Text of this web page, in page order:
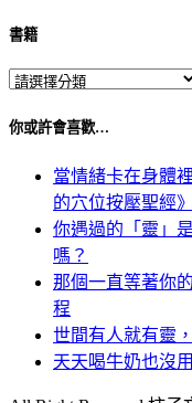
書籍
你或許會喜歡…
當情緒卡在身體
的穴位按壓聖經》
你遇過的「靈」
嗎？
那個一直等著你
程
世間有人就有靈
天天喝牛奶也沒